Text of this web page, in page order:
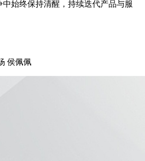
中始终保持清醒，持续迭代产品与服
侯佩佩